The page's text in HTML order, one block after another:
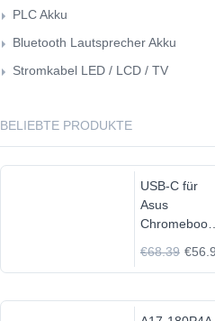
PLC Akku
Bluetooth Lautsprecher Akku
Stromkabel LED / LCD / TV
BELIEBTE PRODUKTE
USB-C für
Asus
Chromebook
€68.39